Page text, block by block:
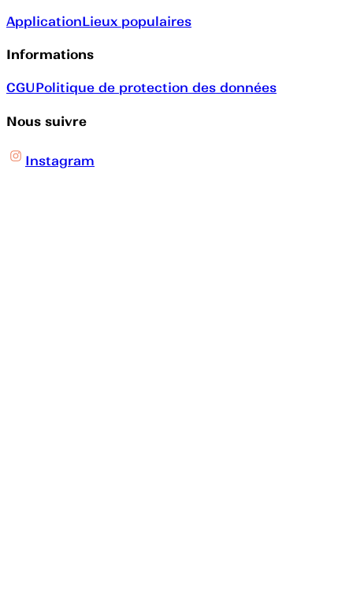
ApplicationLieux populaires
Informations
CGUPolitique de protection des données
Nous suivre
Instagram